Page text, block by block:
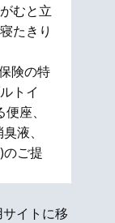
むと立
たきり
険の特
トイ
座、​
液、
のご提
イトに移